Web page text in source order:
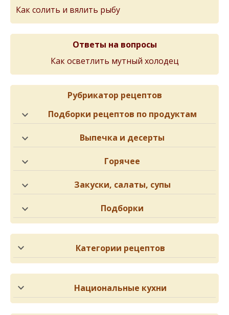
Как солить и вялить рыбу
Ответы на вопросы
Как осветлить мутный холодец
Рубрикатор рецептов
Подборки рецептов по продуктам
Выпечка и десерты
Горячее
Закуски, салаты, супы
Подборки
Категории рецептов
Национальные кухни